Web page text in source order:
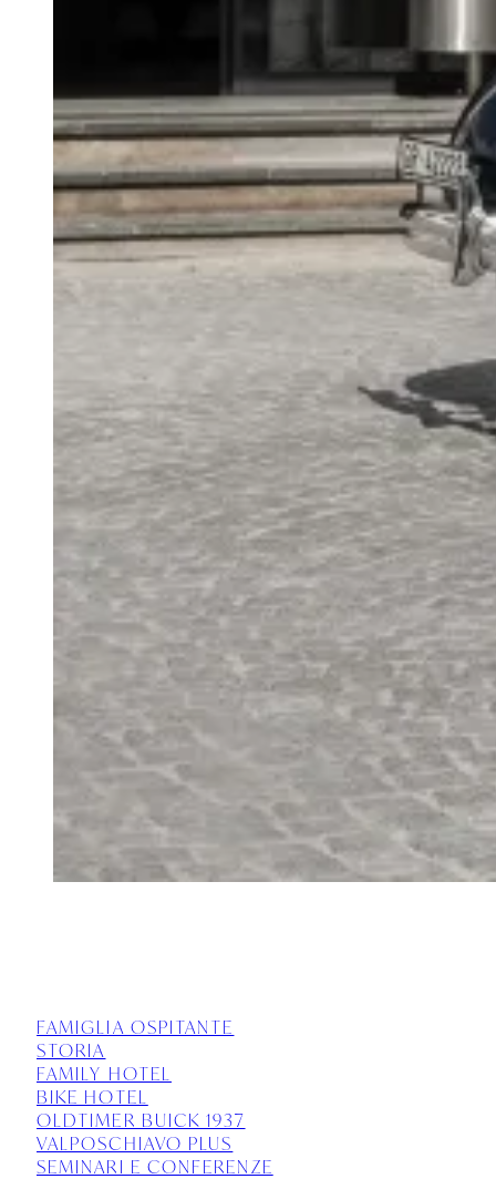
FAMIGLIA OSPITANTE
STORIA
FAMILY HOTEL
BIKE HOTEL
OLDTIMER BUICK 1937
VALPOSCHIAVO PLUS
SEMINARI E CONFERENZE